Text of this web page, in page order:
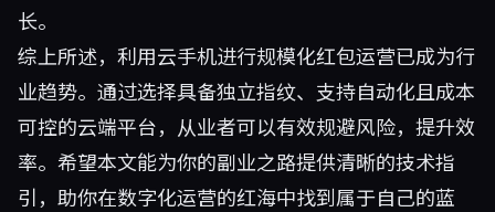
长。
综上所述，利用云手机进行规模化红包运营已成为行
业趋势。通过选择具备独立指纹、支持自动化且成本
可控的云端平台，从业者可以有效规避风险，提升效
率。希望本文能为你的副业之路提供清晰的技术指
引，助你在数字化运营的红海中找到属于自己的蓝